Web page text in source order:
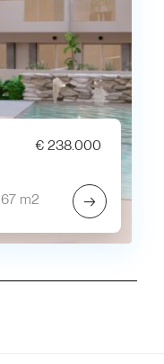
€ 238.000
67 m2 →